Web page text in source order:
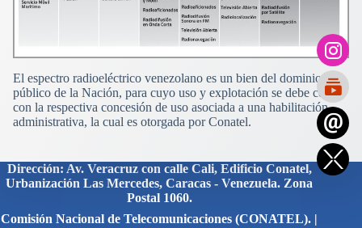
El espectro radioeléctrico venezolano es un bien del dominio
público de la Nación, para cuyo uso y explotación se debe contar
con la respectiva concesión de uso asociada a una habilitación
administrativa, la cual es otorgada por Conatel.
Dirección: Av. Veracruz con calle Cali, Edificio Conatel,
Urbanización Las Mercedes, Caracas - Venezuela. Zona
Postal 1060.
Comisión Nacional de Telecomunicaciones (CONATEL). |